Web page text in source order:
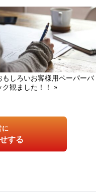
もしろいお客様用ペーパーバ
ク観ました！！ »
に
する